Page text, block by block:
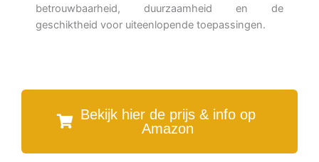
betrouwbaarheid, duurzaamheid en de
geschiktheid voor uiteenlopende toepassingen.
Bekijk hier de prijs & info op
Amazon